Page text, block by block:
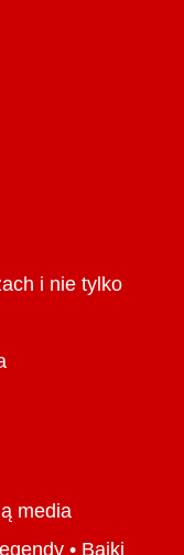
i nie tylko
media
• Bajki